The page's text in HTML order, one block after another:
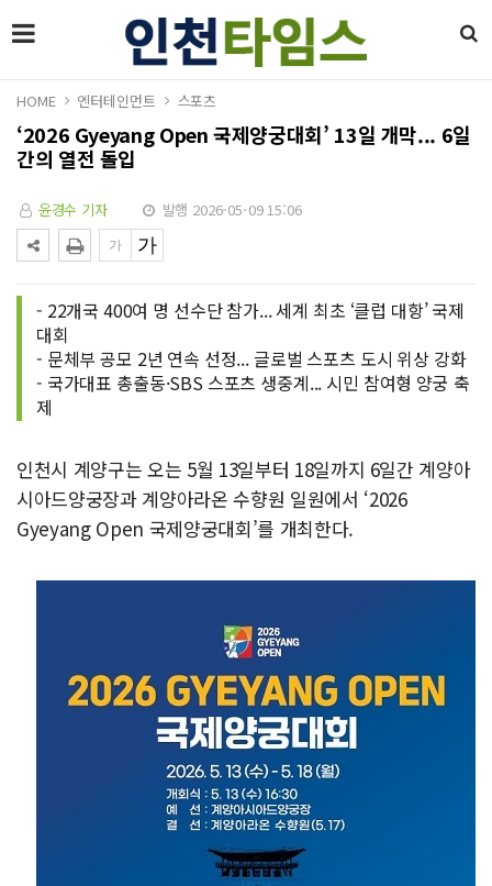
HOME 엔터테인먼트 스포츠
‘2026 Gyeyang Open 국제양궁대회’ 13일 개막... 6일
간의 열전 돌입
윤경수 기자 발행 2026-05-09 15:06
- 22개국 400여 명 선수단 참가... 세계 최초 ‘클럽 대항’ 국제
대회
- 문체부 공모 2년 연속 선정... 글로벌 스포츠 도시 위상 강화
- 국가대표 총출동·SBS 스포츠 생중계... 시민 참여형 양궁 축
제
인천시 계양구는 오는 5월 13일부터 18일까지 6일간 계양아
시아드양궁장과 계양아라온 수향원 일원에서 ‘2026
Gyeyang Open 국제양궁대회’를 개최한다.